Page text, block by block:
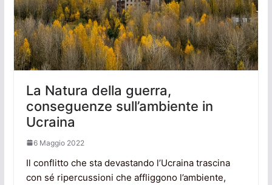
La Natura della guerra,
conseguenze sull’ambiente in
Ucraina
6 Maggio 2022
Il conflitto che sta devastando l’Ucraina trascina
con sé ripercussioni che affliggono l’ambiente,